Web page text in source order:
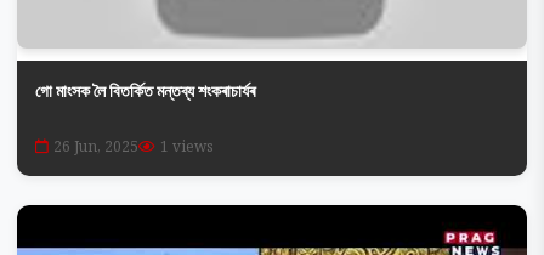
গো মাংসক লৈ বিতৰ্কিত মন্তব্য শংকৰাচাৰ্যৰ
26 Jun, 2025 1 views